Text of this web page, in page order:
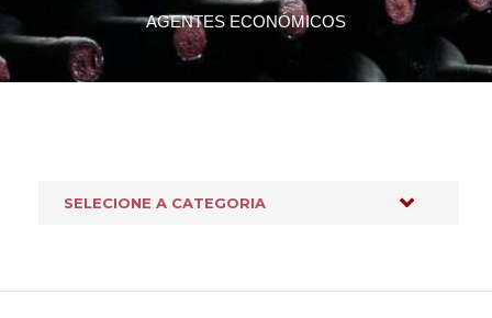
AGENTES ECONÓMICOS